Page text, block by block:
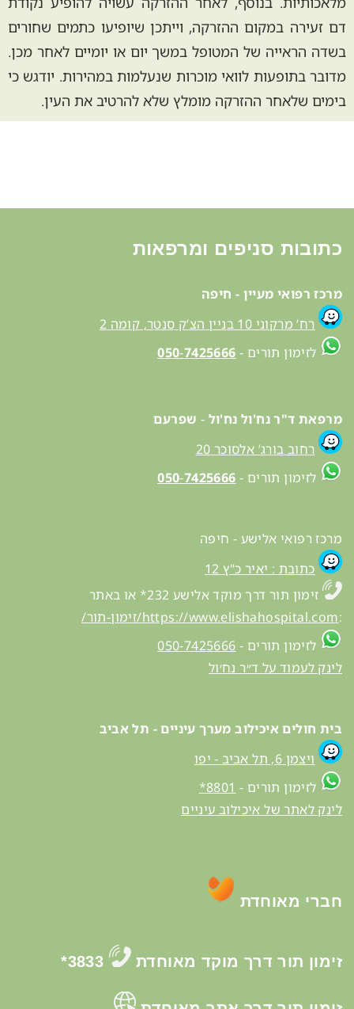
דם זעירה במקום ההזרקה, וייתכן שיופיעו כתמים שחורים
בשדה הראייה של המטופל במשך יום או יומיים לאחר מכן.
מדובר בתופעות לוואי מוכרות שנעלמות במהירות. יודגש כי
בימים שלאחר ההזרקה מומלץ שלא להרטיב את העין.
כתובות סניפים ומרפאות
מרכז רפואי מעיין - חיפה
רח’ מרקוני 10 בניין הצ’ק סנטר, קומה 2
לזימון תורים -
050-7425666
מרפאת ד"ר נח'ול נח'ול - שפרעם
רחוב בורג’ אלסוכר 20
לזימון תורים -
050-7425666
מרכז רפואי אלישע - חיפה
כתובת : יאיר כ"ץ 12
זימון תור דרך מוקד אלישע 232* או באתר
:https://www.elishahospital.com/זימון-תור/
לזימון תורים - 050-7425666
לינק לעמוד על ד״ר נח׳ול
בית חולים איכילוב מערך עיניים - תל אביב
ויצמן 6, תל
אביב- יפו
לזימון תורים - 8801*
לינק לאתר של איכילוב עיניים
חברי מאוחדת
זימון תור דרך מוקד מאוחדת 3833*